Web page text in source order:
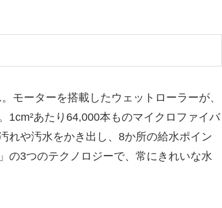
モーターを搭載したウェットローラーが、
1cm²あたり64,000本ものマイクロファイバ
れや汚水をかき出し、8か所の給水ポイン
の3つのテクノロジーで、常にきれいな水